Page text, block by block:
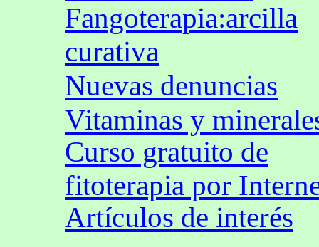
Fangoterapia:arcilla
curativa
Nuevas denuncias
Vitaminas y
Curso gratuito de
fitoterapia por
Artículos de interés